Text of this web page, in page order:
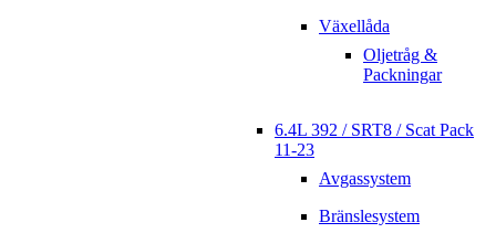
Växellåda
Oljetråg &
Packningar
6.4L 392 / SRT8 / Scat Pack
11-23
Avgassystem
Bränslesystem